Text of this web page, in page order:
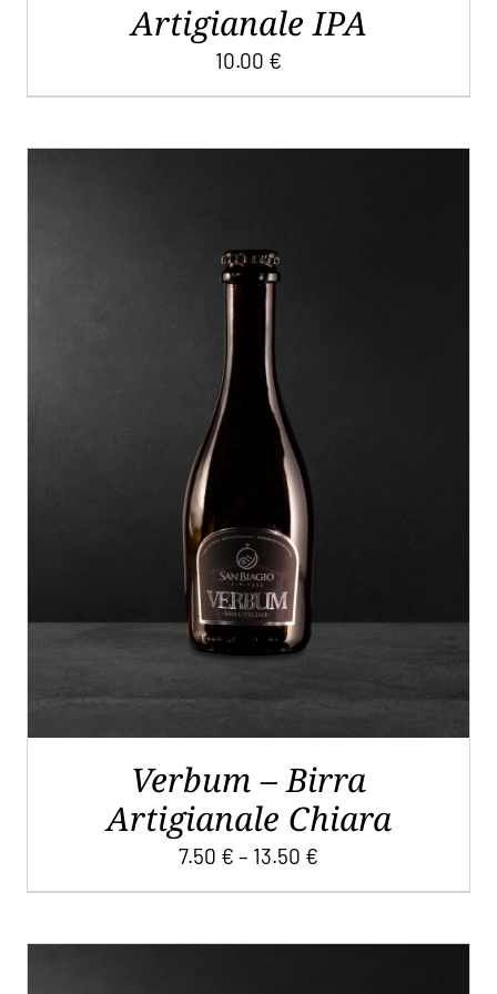
Artigianale IPA
10.00 €
SCEGLI
QUESTO
PRODOTTO
PIÙ
VARIANTI.
LE
OPZIONI
POSSONO
ESSERE
NELLA
PRODOTTO
DETTAGLI
Verbum – Birra
Artigianale Chiara
7.50 € – 13.50 €